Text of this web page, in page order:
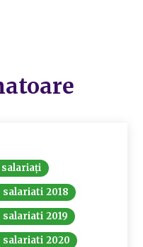
salariați
2018
2019
2020